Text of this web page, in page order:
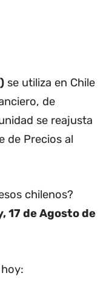
se utiliza en Chile
de
se reajusta
de Precios al
chilenos?
17 de Agosto de